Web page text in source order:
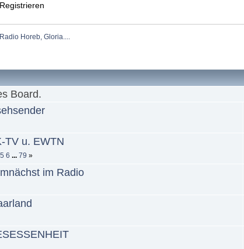
Registrieren
Horeb, Gloria....
Board.
TV u. EWTN
5 6 ...79 »
im Radio